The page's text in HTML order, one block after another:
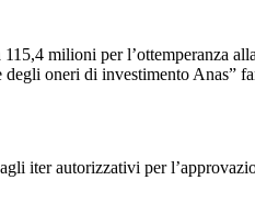
milioni per l’ottemperanza
oneri di investimento Anas”
iter autorizzativi per